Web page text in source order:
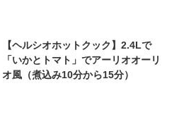
【ヘルシオホットクック】2.4Lで
「いかとトマト」でアーリオオーリ
オ風（煮込み10分から15分）